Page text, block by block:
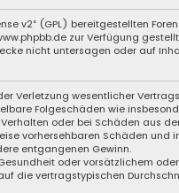
v2“ (GPL) bereitgestellten
zur Verfügung
nicht untersagen oder auf
Verletzung wesentlicher
Folgeschäden wie
oder bei Schäden aus
vorhersehbaren Schäden und
entgangenen Gewinn.
oder vorsätzlichem
die vertragstypischen